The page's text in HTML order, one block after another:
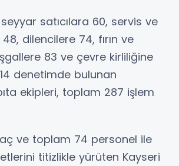
satıcılara 60, servis ve
dilencilere 74, fırın ve
83 ve çevre kirliliğine
denetimde bulunan
ekipleri, toplam 287 işlem
ve toplam 74 personel ile
titizlikle yürüten Kayseri